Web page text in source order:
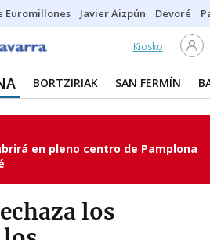
Euromillones Javier Aizpún Devoré
Kiosko
BORTZIRIAK SAN FERMÍN
en pleno centro de Pamplona
los